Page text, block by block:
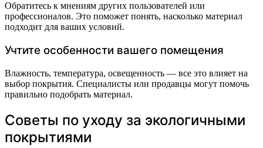
Обратитесь к мнениям других пользователей или
профессионалов. Это поможет понять, насколько материал
подходит для ваших условий.
Учтите особенности вашего помещения
Влажность, температура, освещенность — все это влияет на
выбор покрытия. Специалисты или продавцы могут помочь
правильно подобрать материал.
Советы по уходу за экологичными
покрытиями